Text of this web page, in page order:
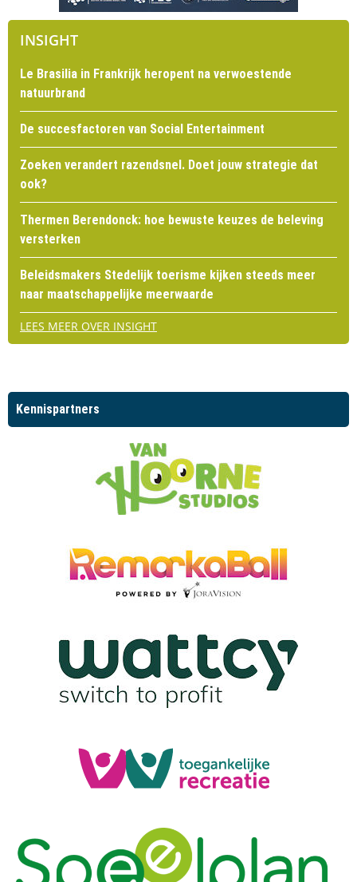
INSIGHT
Le Brasilia in Frankrijk heropent na verwoestende
natuurbrand
De succesfactoren van Social Entertainment
Zoeken verandert razendsnel. Doet jouw strategie dat
ook?
Thermen Berendonck: hoe bewuste keuzes de beleving
versterken
Beleidsmakers Stedelijk toerisme kijken steeds meer
naar maatschappelijke meerwaarde
LEES MEER OVER INSIGHT
Kennispartners